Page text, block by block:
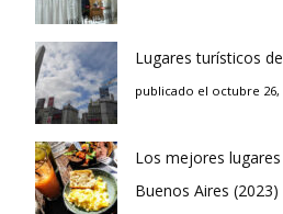
Lugares turísticos
publicado el octubre 26,
Los mejores
Buenos Aires (2023)